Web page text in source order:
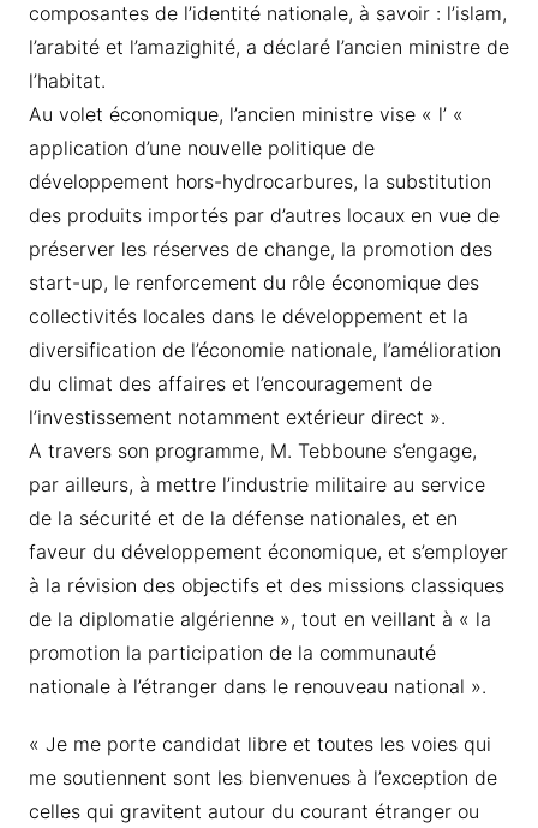
composantes de l’identité nationale, à savoir : l’islam,
l’arabité et l’amazighité, a déclaré l’ancien ministre de
l’habitat.
Au volet économique, l’ancien ministre vise « l’ «
application d’une nouvelle politique de
développement hors-hydrocarbures, la substitution
des produits importés par d’autres locaux en vue de
préserver les réserves de change, la promotion des
start-up, le renforcement du rôle économique des
collectivités locales dans le développement et la
diversification de l’économie nationale, l’amélioration
du climat des affaires et l’encouragement de
l’investissement notamment extérieur direct ».
A travers son programme, M. Tebboune s’engage,
par ailleurs, à mettre l’industrie militaire au service
de la sécurité et de la défense nationales, et en
faveur du développement économique, et s’employer
à la révision des objectifs et des missions classiques
de la diplomatie algérienne », tout en veillant à « la
promotion la participation de la communauté
nationale à l’étranger dans le renouveau national ».
« Je me porte candidat libre et toutes les voies qui
me soutiennent sont les bienvenues à l’exception de
celles qui gravitent autour du courant étranger ou